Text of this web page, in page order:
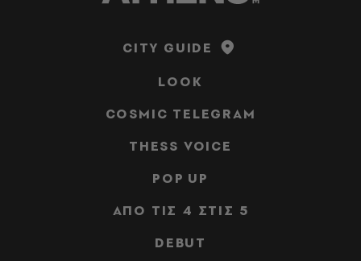
CITY GUIDE
LOOK
COSMIC TELEGRAM
THESS VOICE
POP UP
ΑΠΟ ΤΙΣ 4 ΣΤΙΣ 5
DEBUT